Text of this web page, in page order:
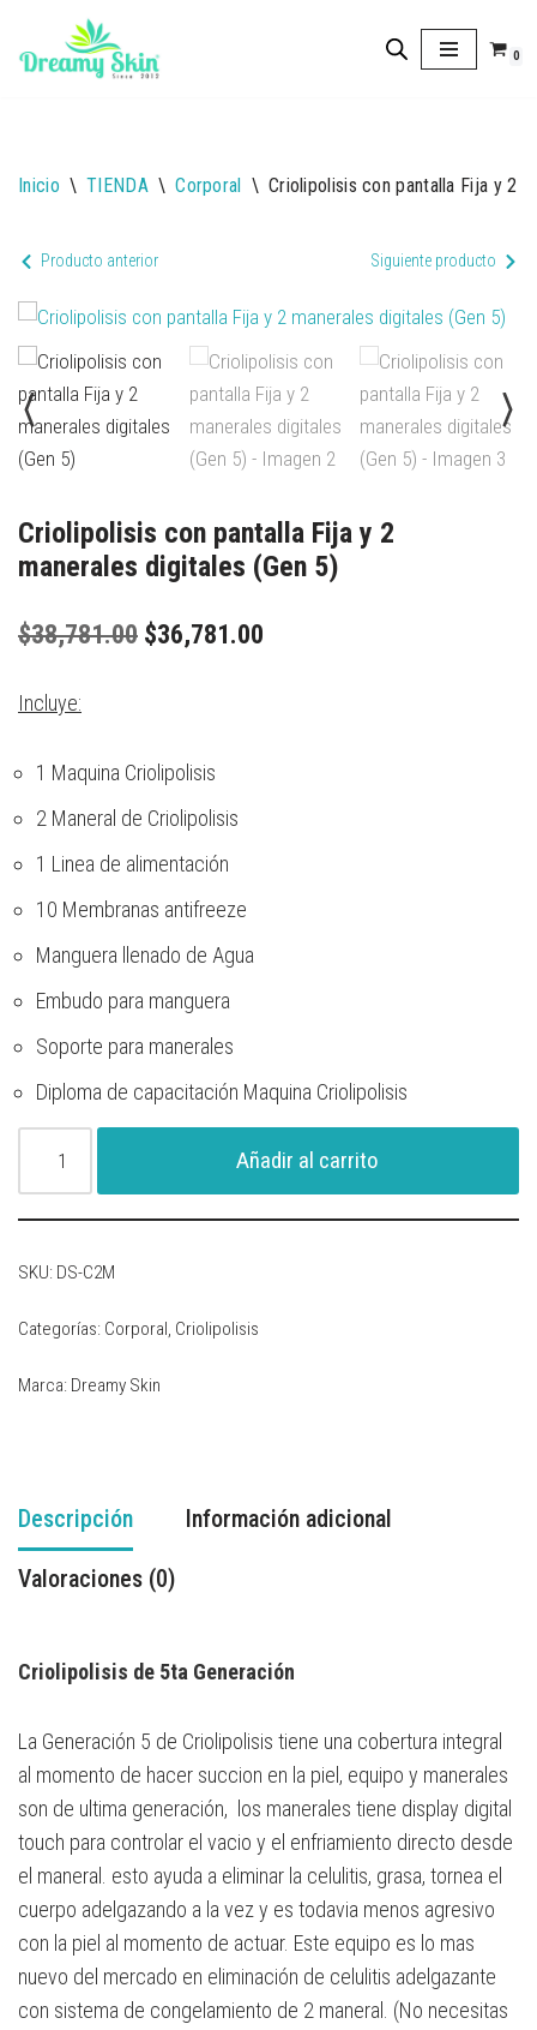
Saltar
0
Inicio \ TIENDA \ Corporal \ Criolipolisis con pantalla Fija y 2
Producto anterior Siguiente producto
Criolipolisis con pantalla Fija y 2
manerales digitales (Gen 5)
$38,781.00 $36,781.00
Incluye:
1 Maquina Criolipolisis
2 Maneral de Criolipolisis
1 Linea de alimentación
10 Membranas antifreeze
Manguera llenado de Agua
Embudo para manguera
Soporte para manerales
Diploma de capacitación Maquina Criolipolisis
Añadir al carrito
SKU: DS-C2M
Categorías: Corporal , Criolipolisis
Marca: Dreamy Skin
Descripción Información adicional
Valoraciones (0)
Criolipolisis de 5ta Generación
La Generación 5 de Criolipolisis tiene una cobertura integral
al momento de hacer succion en la piel, equipo y manerales
son de ultima generación, los manerales tiene display digital
touch para controlar el vacio y el enfriamiento directo desde
el maneral. esto ayuda a eliminar la celulitis, grasa, tornea el
cuerpo adelgazando a la vez y es todavia menos agresivo
con la piel al momento de actuar. Este equipo es lo mas
nuevo del mercado en eliminación de celulitis adelgazante
con sistema de congelamiento de 2 maneral. (No necesitas